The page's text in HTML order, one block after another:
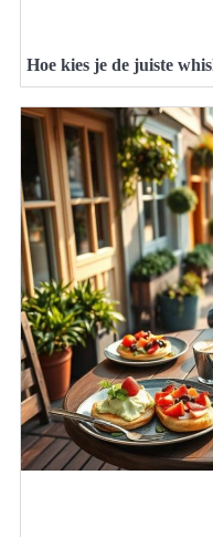
Hoe kies je de juiste